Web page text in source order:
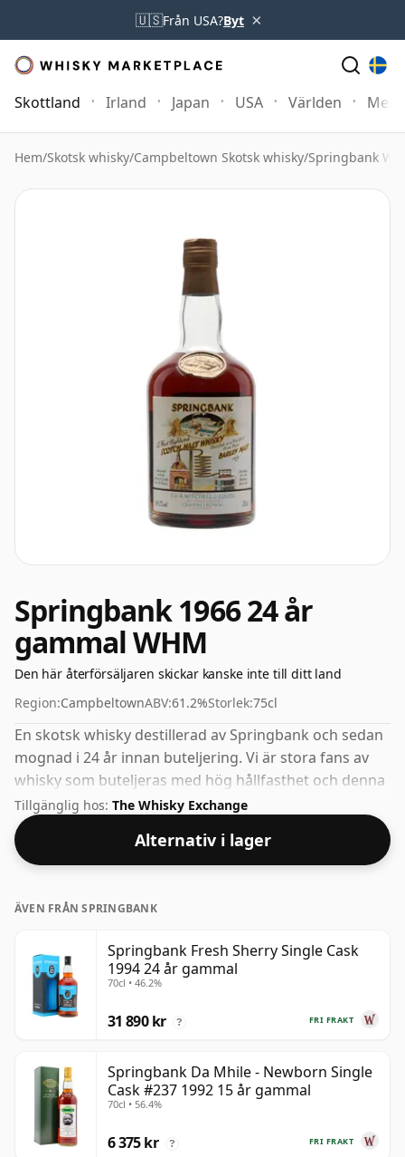
🇺🇸Från USA?Byt ×
Skottland Irland Japan USA Världen Mer
Hem/Skotsk whisky/Campbeltown Skotsk whisky/Springbank
Springbank 1966 24 år
gammal WHM
Den här återförsäljaren skickar kanske inte till ditt land
Region:CampbeltownABV:61.2%Storlek:75cl
En skotsk whisky destillerad av Springbank och sedan
mognad i 24 år innan buteljering. Vi är stora fans av
whisky som buteljeras med hög hållfasthet och denna
buteljering kommer på snygga 61,2 %.
Tillgänglig hos: The Whisky Exchange
Alternativ i lager
ÄVEN FRÅN SPRINGBANK
Springbank Fresh Sherry Single Cask
1994 24 år gammal
70cl • 46.2%
FRI FRAKT
31 890 kr ?
Springbank Da Mhile - Newborn Single
Cask #237 1992 15 år gammal
70cl • 56.4%
FRI FRAKT
6 375 kr ?